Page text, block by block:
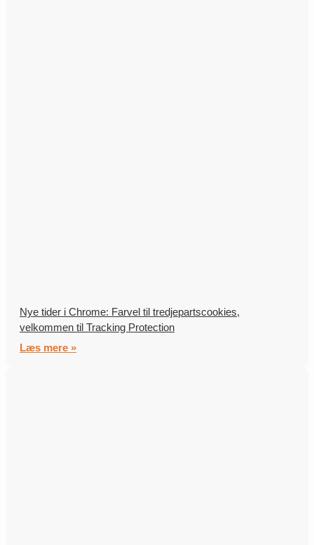
Nye tider i Chrome: Farvel til tredjepartscookies,
velkommen til Tracking Protection
Læs mere »